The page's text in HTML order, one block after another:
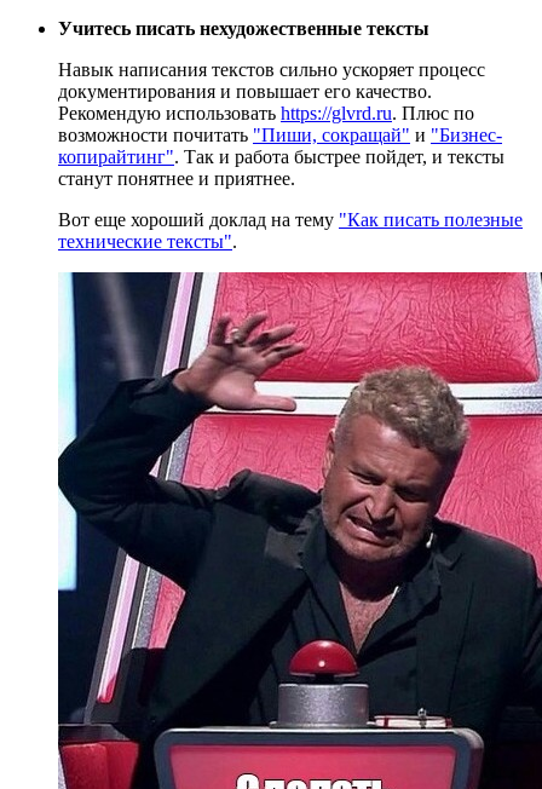
Учитесь писать нехудожественные тексты
Навык написания текстов сильно ускоряет процесс
документирования и повышает его качество.
Рекомендую использовать https://glvrd.ru. Плюс по
возможности почитать "Пиши, сокращай" и "Бизнес-
копирайтинг". Так и работа быстрее пойдет, и тексты
станут понятнее и приятнее.
Вот еще хороший доклад на тему "Как писать полезные
технические тексты".